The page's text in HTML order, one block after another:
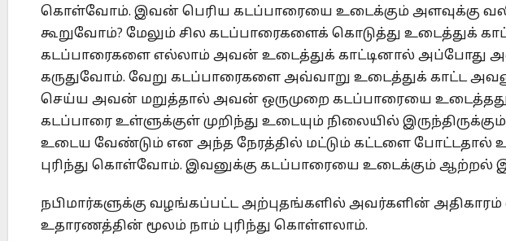
கொள்வோம். இவன் பெரிய கடப்பாரையை உடைக்கும் அளவுக்கு
கூறுவோம்? மேலும் சில கடப்பாரைகளைக் கொடுத்து உடைத்துக்
கடப்பாரைகளை எல்லாம் அவன் உடைத்துக் காட்டினால் அப்போது
கருதுவோம். வேறு கடப்பாரைகளை அவ்வாறு உடைத்துக் காட்ட
செய்ய அவன் மறுத்தால் அவன் ஒருமுறை கடப்பாரையை
கடப்பாரை உள்ளுக்குள் முறிந்து உடையும் நிலையில்
உடைய வேண்டும் என அந்த நேரத்தில் மட்டும் கட்டளை போட்டதால்
புரிந்து கொள்வோம். இவனுக்கு கடப்பாரையை உடைக்கும் ஆற்றல்
நபிமார்களுக்கு வழங்கப்பட்ட அற்புதங்களில் அவர்களின் அதிகாரம்
உதாரணத்தின் மூலம் நாம் புரிந்து கொள்ளலாம்.